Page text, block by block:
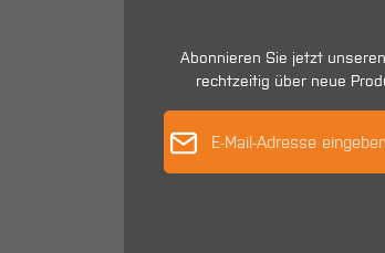
Abonnieren Sie jetzt
rechtzeitig über neue